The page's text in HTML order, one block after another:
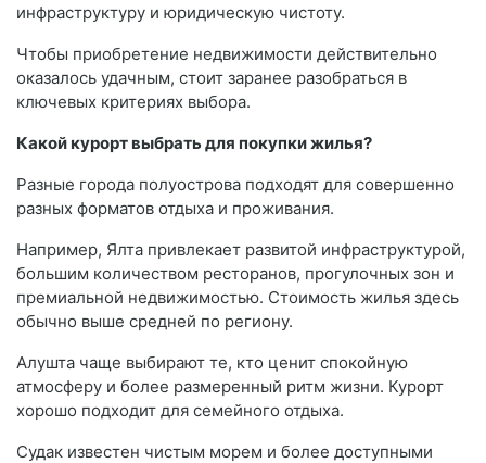
инфраструктуру и юридическую чистоту.
Чтобы приобретение недвижимости действительно
оказалось удачным, стоит заранее разобраться в
ключевых критериях выбора.
Какой курорт выбрать для покупки жилья?
Разные города полуострова подходят для совершенно
разных форматов отдыха и проживания.
Например, Ялта привлекает развитой инфраструктурой,
большим количеством ресторанов, прогулочных зон и
премиальной недвижимостью. Стоимость жилья здесь
обычно выше средней по региону.
Алушта чаще выбирают те, кто ценит спокойную
атмосферу и более размеренный ритм жизни. Курорт
хорошо подходит для семейного отдыха.
Судак известен чистым морем и более доступными